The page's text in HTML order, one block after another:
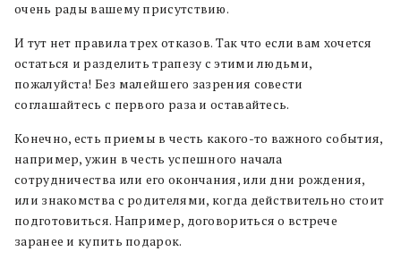
очень рады вашему присутствию.
И тут нет правила трех отказов. Так что если вам хочется
остаться и разделить трапезу с этими людьми,
пожалуйста! Без малейшего зазрения совести
соглашайтесь с первого раза и оставайтесь.
Конечно, есть приемы в честь какого-то важного события,
например, ужин в честь успешного начала
сотрудничества или его окончания, или дни рождения,
или знакомства с родителями, когда действительно стоит
подготовиться. Например, договориться о встрече
заранее и купить подарок.